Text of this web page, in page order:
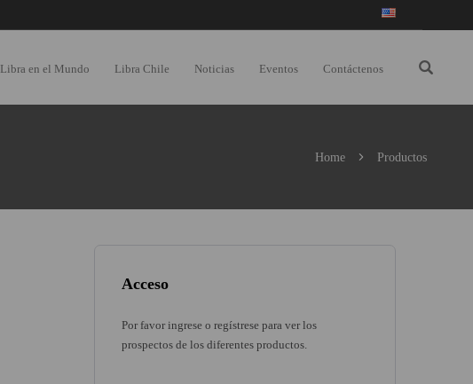
Libra en el Mundo Libra Chile Noticias Eventos Contáctenos
Home Productos
Acceso
Por favor ingrese o regístrese para ver los
prospectos de los diferentes productos.